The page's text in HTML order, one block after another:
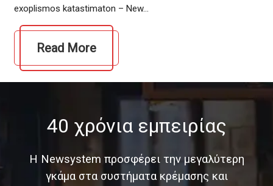
exoplismos katastimaton – New…
Read More
40 χρόνια εμπειρίας
Η Newsystem προσφέρει την μεγαλύτερη
γκάμα στα συστήματα κρέμασης και